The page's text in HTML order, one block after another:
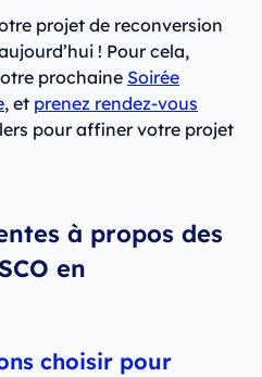
projet de reconversion
! Pour cela,
prochaine Soirée
, et prenez rendez-vous
pour affiner votre projet
à propos des
en
choisir pour